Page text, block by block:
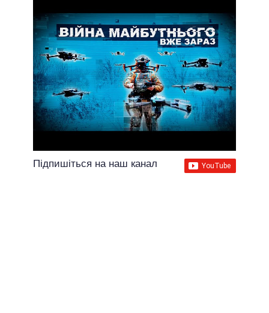
Підпишіться на наш канал